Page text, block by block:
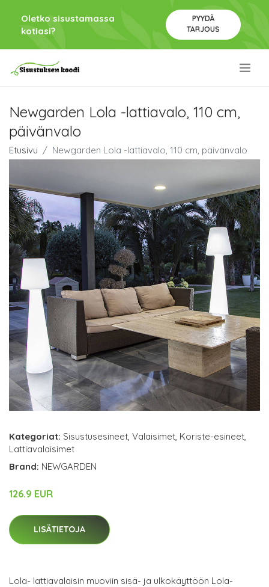
Oletko sisustamassa
kotiasi?
PYYDÄ
TARJOUS
Newgarden Lola -lattiavalo, 110 cm,
päivänvalo
Etusivu Newgarden Lola -lattiavalo, 110 cm, päivänvalo
Kategoriat: Sisustusesineet, Valaisimet, Koriste-esineet,
Lattiavalaisimet
Brand: NEWGARDEN
126.9 EUR
LISÄTIETOJA
Lola- lattiavalaisin muoviin sisä- ja ulkokäyttöön Lola-